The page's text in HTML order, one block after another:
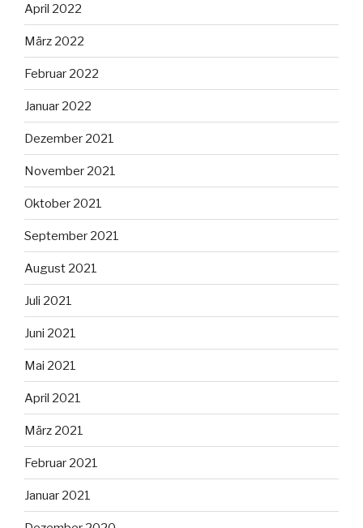
April 2022
März 2022
Februar 2022
Januar 2022
Dezember 2021
November 2021
Oktober 2021
September 2021
August 2021
Juli 2021
Juni 2021
Mai 2021
April 2021
März 2021
Februar 2021
Januar 2021